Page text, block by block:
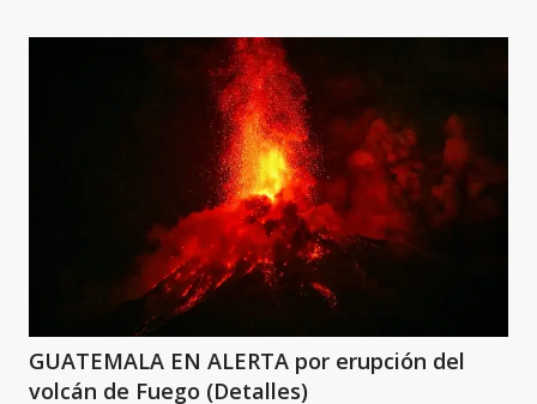
GUATEMALA EN ALERTA por erupción del
volcán de Fuego (Detalles)